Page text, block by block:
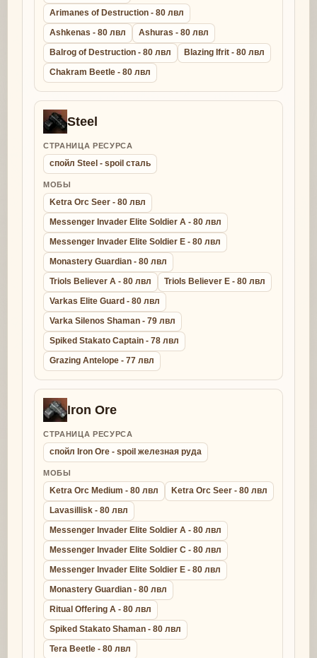
Arimanes of Destruction - 80 лвл
Ashkenas - 80 лвл
Ashuras - 80 лвл
Balrog of Destruction - 80 лвл
Blazing Ifrit - 80 лвл
Chakram Beetle - 80 лвл
Steel
СТРАНИЦА РЕСУРСА
спойл Steel - spoil сталь
МОБЫ
Ketra Orc Seer - 80 лвл
Messenger Invader Elite Soldier A - 80 лвл
Messenger Invader Elite Soldier E - 80 лвл
Monastery Guardian - 80 лвл
Triols Believer A - 80 лвл
Triols Believer E - 80 лвл
Varkas Elite Guard - 80 лвл
Varka Silenos Shaman - 79 лвл
Spiked Stakato Captain - 78 лвл
Grazing Antelope - 77 лвл
Iron Ore
СТРАНИЦА РЕСУРСА
спойл Iron Ore - spoil железная руда
МОБЫ
Ketra Orc Medium - 80 лвл
Ketra Orc Seer - 80 лвл
Lavasillisk - 80 лвл
Messenger Invader Elite Soldier A - 80 лвл
Messenger Invader Elite Soldier C - 80 лвл
Messenger Invader Elite Soldier E - 80 лвл
Monastery Guardian - 80 лвл
Ritual Offering A - 80 лвл
Spiked Stakato Shaman - 80 лвл
Tera Beetle - 80 лвл